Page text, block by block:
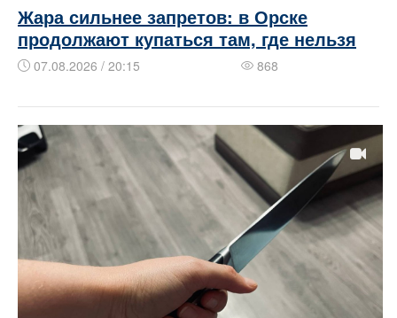
Жара сильнее запретов: в Орске
продолжают купаться там, где нельзя
07.08.2026 / 20:15 868